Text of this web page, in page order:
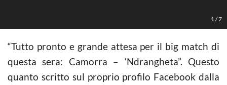
1 /7
“Tutto pronto e grande attesa per il big match di
questa sera: Camorra – ‘Ndrangheta”. Questo
quanto scritto sul proprio profilo Facebook dalla